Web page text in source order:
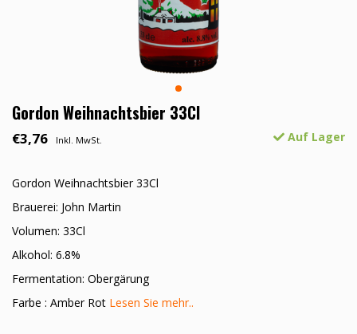
Gordon Weihnachtsbier 33Cl
€3,76 Inkl. MwSt. Auf Lager
Gordon Weihnachtsbier 33Cl
Brauerei: John Martin
Volumen: 33Cl
Alkohol: 6.8%
Fermentation: Obergärung
Farbe : Amber Rot Lesen Sie mehr..